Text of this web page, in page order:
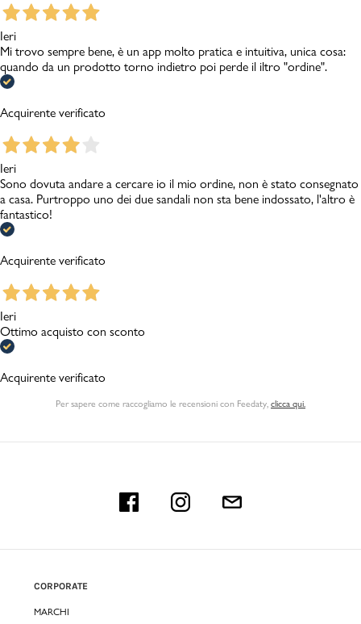
Ieri
Mi trovo sempre bene, è un app molto pratica e intuitiva, unica cosa:
quando da un prodotto torno indietro poi perde il iltro "ordine".
Acquirente verificato
Ieri
Sono dovuta andare a cercare io il mio ordine, non è stato consegnato
a casa. Purtroppo uno dei due sandali non sta bene indossato, l'altro è
fantastico!
Acquirente verificato
Ieri
Ottimo acquisto con sconto
Acquirente verificato
Per sapere come raccogliamo le recensioni con Feedaty clicca qui.
CORPORATE
MARCHI